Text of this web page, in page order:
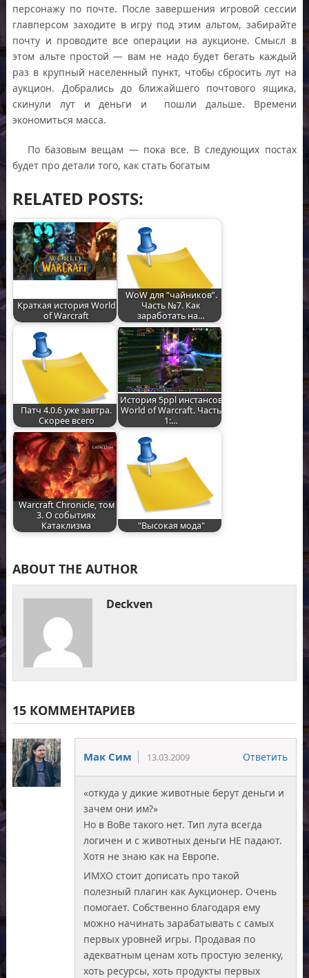
персонажу по почте. После завершения игровой сессии
главперсом заходите в игру под этим альтом, забирайте
почту и проводите все операции на аукционе. Смысл в
этом альте простой — вам не надо будет бегать каждый
раз в крупный населенный пункт, чтобы сбросить лут на
аукцион. Добрались до ближайшего почтового ящика,
скинули лут и деньги и пошли дальше. Времени
экономиться масса.
По базовым вещам — пока все. В следующих постах
будет про детали того, как стать богатым
RELATED POSTS:
Краткая история World
of Warcraft
WoW для “чайников”.
Часть №7. Как
заработать на…
Патч 4.0.6 уже завтра.
Скорее всего
История 5ppl инстансов
World of Warcraft. Часть
1:…
Warcraft Chronicle, том
3. О событиях
Катаклизма
"Высокая мода"
ABOUT THE AUTHOR
Deckven
15 КОММЕНТАРИЕВ
Мак Сим 13.03.2009 Ответить
«откуда у дикие животные берут деньги и
зачем они им?»
Но в ВоВе такого нет. Тип лута всегда
логичен и с животных деньги НЕ падают.
Хотя не знаю как на Европе.
ИМХО стоит дописать про такой
полезный плагин как Аукционер. Очень
помогает. Собственно благодаря ему
можно начинать зарабатывать с самых
первых уровней игры. Продавая по
адекватным ценам хоть простую зеленку,
хоть ресурсы, хоть продукты первых